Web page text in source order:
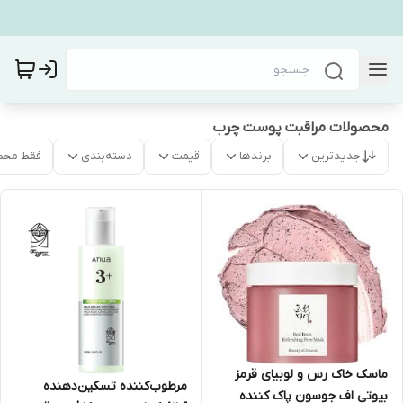
محصولات مراقبت پوست چرب
جدیدترین برندها قیمت دسته‌بندی فقط
ماسک خاک رس و لوبیای قرمز
بیوتی اف جوسون پاک کننده
مرطوب‌کننده تسکین‌دهنده